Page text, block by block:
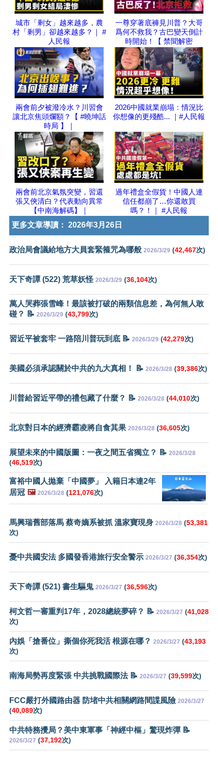
城市「剩女」越來越多，農
村「剩男」卻越來越多？｜ #
人民報
一尊穿著底褲見川普？大哥
爲何不救我？古巴變天倒計
時開始！【 禁聞解密
兩會前夕被潑冷水？川習會
讓北京焦頭爛額？【 #曉坤話
時局 】｜
2026中國就業崩塌：情況比
你想像的更殘酷... ｜#人民報
兩會前北京氣氛突變，習還
張又俠清白？代表動向異常
【中南海解碼】｜
過年禮盒全假貨！中國人連
信任都崩了…你還敢買
嗎？！｜ #人民報
更多文章導讀： 2026年3月26日
政治局會議給地方大員套緊箍咒為哪般 2026/3/29 (42,467次)
天下奇譚 (522) 荒草妖怪 2026/3/29 (36,104次)
萬人哭葬張雪峰！最該被打破的兩類信息差，為何無人敢
碰？ 📝 2026/3/29 (43,799次)
習近平被套牢 一路陪川普玩到底 📝 2026/3/29 (42,279次)
美國必須承認關於中共的九大真相！ 📝 2026/3/28 (39,386次)
川普給習近平帶的禮包藏了什麼？ 📝 2026/3/28 (44,010次)
北京對日本的經濟霸凌將自食其果 2026/3/28 (36,605次)
展望未來的中國版圖：一夜之間五省獨立？ 📝 2026/3/28
(46,519次)
富裕中國人拋棄「中國夢」 入籍日本連2年
居冠 🖼️ 2026/3/28 (121,076次)
馬興瑞舊部落馬 蔡奇嫡系被抓 溫家寶現身 2026/3/28 (53,381
次)
憂中共國安法 多國發香港旅行安全警示 2026/3/27 (36,354次)
天下奇譚 (521) 書生驅鬼 2026/3/27 (36,596次)
柯文哲一審重判17年，2028總統夢碎？ 📝 2026/3/27 (41,028
次)
內娛「搶番位」撕個你死我活 根源在哪？ 2026/3/27 (43,193
次)
南海局勢再度緊張 中共挑戰國際法 📝 2026/3/27 (39,599次)
FCC嚴打外國路由器 防堵中共相關網路間諜風險 2026/3/27
(40,089次)
中共特務攪局？美中東軍事「神經中樞」驚現炸彈 📝
2026/3/27 (37,192次)